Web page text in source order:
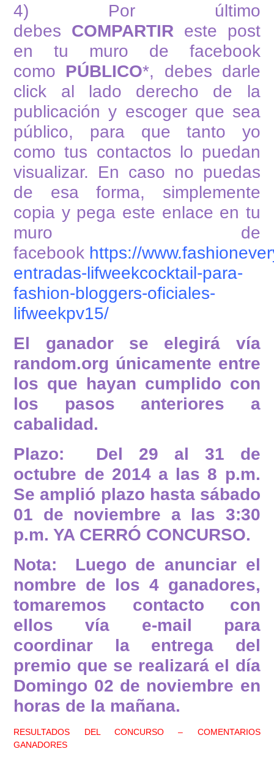
4) Por último
debes COMPARTIR este post
en tu muro de facebook
como PÚBLICO*, debes darle
click al lado derecho de la
publicación y escoger que sea
público, para que tanto yo
como tus contactos lo puedan
visualizar. En caso no puedas
de esa forma, simplemente
copia y pega este enlace en tu
muro de
facebook https://
entradas-lifweekcocktail-para-
fashion-bloggers-oficiales-
lifweekpv15/
El ganador se elegirá vía
random.org únicamente entre
los que hayan cumplido con
los pasos anteriores a
cabalidad.
Plazo: Del 29 al 31 de
octubre de 2014 a las 8 p.m.
Se amplió plazo hasta sábado
01 de noviembre a las 3:30
p.m. YA CERRÓ CONCURSO.
Nota: Luego de anunciar el
nombre de los 4 ganadores,
tomaremos contacto con
ellos vía e-mail para
coordinar la entrega del
premio que se realizará el día
Domingo 02 de noviembre en
horas de la mañana.
RESULTADOS DEL CONCURSO – COMENTARIOS
GANADORES